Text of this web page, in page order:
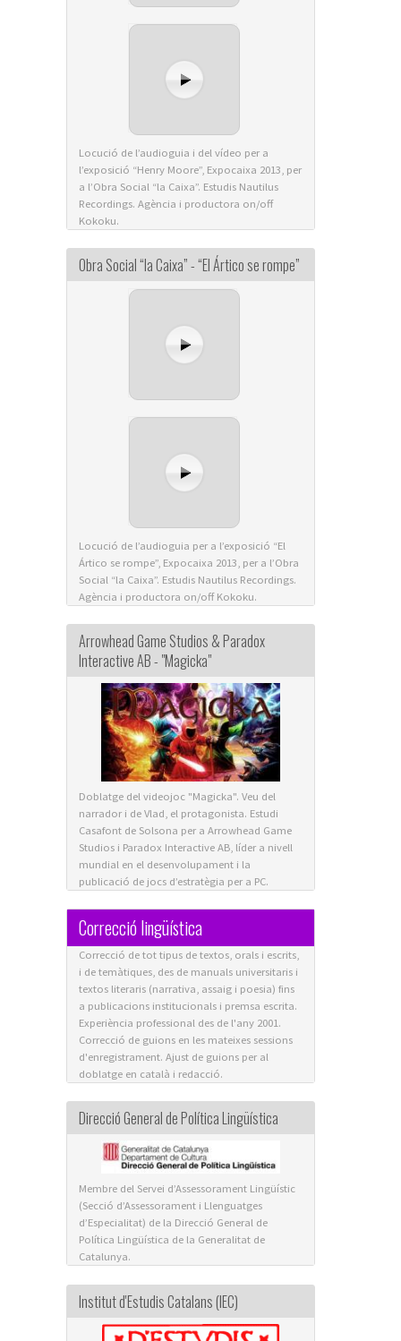
Locució de l’audioguia i del vídeo per a
l’exposició “Henry Moore”, Expocaixa 2013, per
a l’Obra Social “la Caixa”. Estudis Nautilus
Recordings. Agència i productora on/off
Kokoku.
Obra Social “la Caixa” - “El Ártico se rompe”
Locució de l’audioguia per a l’exposició “El
Ártico se rompe”, Expocaixa 2013, per a l’Obra
Social “la Caixa”. Estudis Nautilus Recordings.
Agència i productora on/off Kokoku.
Arrowhead Game Studios & Paradox
Interactive AB - "Magicka"
Doblatge del videojoc "Magicka". Veu del
narrador i de Vlad, el protagonista. Estudi
Casafont de Solsona per a Arrowhead Game
Studios i Paradox Interactive AB, líder a nivell
mundial en el desenvolupament i la
publicació de jocs d’estratègia per a PC.
Correcció lingüística
Correcció de tot tipus de textos, orals i escrits,
i de temàtiques, des de manuals universitaris i
textos literaris (narrativa, assaig i poesia) fins
a publicacions institucionals i premsa escrita.
Experiència professional des de l'any 2001.
Correcció de guions en les mateixes sessions
d'enregistrament. Ajust de guions per al
doblatge en català i redacció.
Direcció General de Política Lingüística
Membre del Servei d’Assessorament Lingüístic
(Secció d’Assessorament i Llenguatges
d’Especialitat) de la Direcció General de
Política Lingüística de la Generalitat de
Catalunya.
Institut d'Estudis Catalans (IEC)